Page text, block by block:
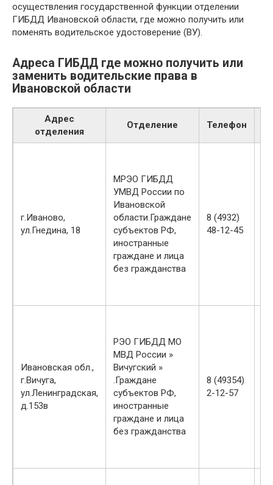
осуществления государственной функции отделении
ГИБДД Ивановской области, где можно получить или
поменять водительское удостоверение (ВУ).
Адреса ГИБДД где можно получить или
заменить водительские права в
Ивановской области
Адрес
отделения
Отделение Телефон
г.Иваново,
ул.Гнедина, 18
МРЭО ГИБДД
УМВД России по
Ивановской
области.Граждане
субъектов РФ,
иностранные
граждане и лица
без гражданства
8 (4932)
48-12-45
Ивановская обл.,
г.Вичуга,
ул.Ленинградская,
д.153в
РЭО ГИБДД МО
МВД России »
Вичугский »
.Граждане
субъектов РФ,
иностранные
граждане и лица
без гражданства
8 (49354)
2-12-57